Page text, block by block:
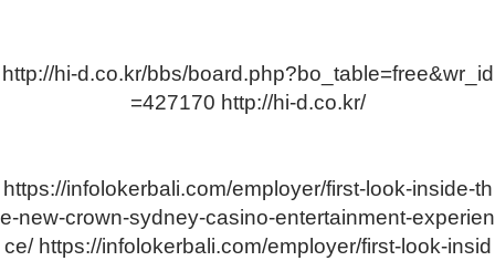
http://hi-d.co.kr/bbs/board.php?bo_table=free&wr_id
=427170 http://hi-d.co.kr/
https://infolokerbali.com/employer/first-look-inside-th
e-new-crown-sydney-casino-entertainment-experien
ce/ https://infolokerbali.com/employer/first-look-insid